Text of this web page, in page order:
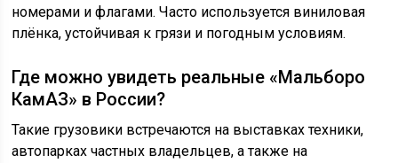
номерами и флагами. Часто используется виниловая
плёнка, устойчивая к грязи и погодным условиям.
Где можно увидеть реальные «Мальборо
КамАЗ» в России?
Такие грузовики встречаются на выставках техники,
автопарках частных владельцев, а также на